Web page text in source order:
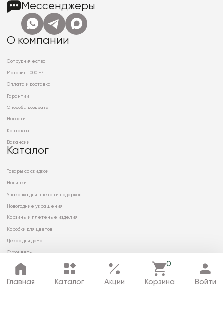
Главная Каталог Акции
0
Корзина Войти
Мессенджеры
О компании
Сотрудничество
Магазин 1000 м²
Оплата и доставка
Гарантии
Способы возврата
Новости
Контакты
Вакансии
Каталог
Товары со скидкой
Новинки
Упаковка для цветов и подарков
Новогодние украшения
Корзины и плетеные изделия
Коробки для цветов
Декор для дома
Сухоцветы
© 2026 ООО «МИРРЭЙ»